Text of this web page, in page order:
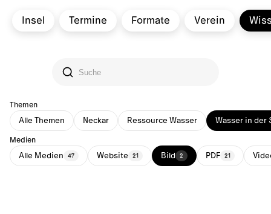
Insel Termine Formate Verein
Themen
Alle Themen Neckar Ressource Wasser Wasser in der
Medien
Alle Medien 47 Website 21 Bild 2 PDF 21